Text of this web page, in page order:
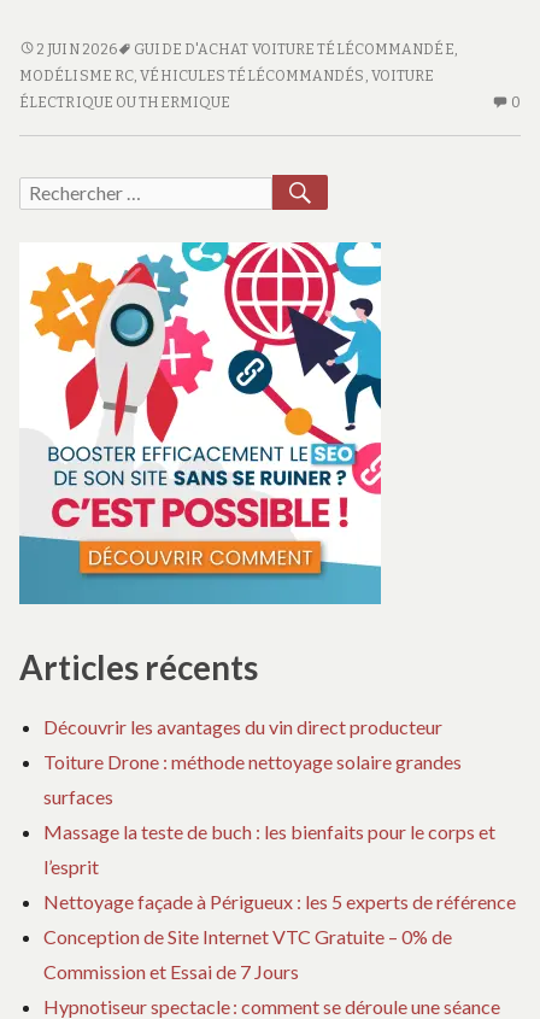
pour
tous
âges
comment
son
premier
modèle
?
VÉHICULES
TÉLÉCOMMANDÉS
POUR
ÂGES
:
CHOISIR
SON
PREMIER
MODÈLE
2 JUIN 2026 GUIDE D'ACHAT VOITURE TÉLÉCOMMANDÉE,
MODÉLISME RC,VÉHICULES TÉLÉCOMMANDÉS , VOITURE
ÉLECTRIQUE OU THERMIQUE
0
Recherche
Articles récents
Découvrir les avantages du vin direct producteur
Toiture Drone : méthode nettoyage solaire grandes
surfaces
Massage la teste de buch : les bienfaits pour le corps et
l’esprit
Nettoyage façade à Périgueux : les 5 experts de référence
Conception de Site Internet VTC Gratuite – 0% de
Commission et Essai de 7 Jours
Hypnotiseur spectacle : comment se déroule une séance